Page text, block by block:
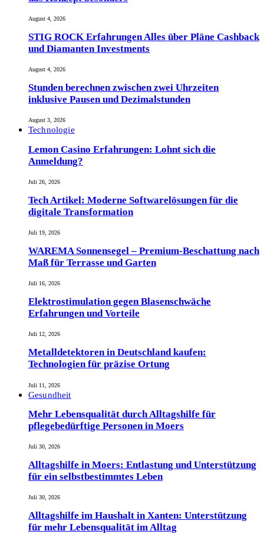
August 4, 2026
STIG ROCK Erfahrungen Alles über Pläne Cashback
und Diamanten Investments
August 4, 2026
Stunden berechnen zwischen zwei Uhrzeiten
inklusive Pausen und Dezimalstunden
August 3, 2026
Technologie
Lemon Casino Erfahrungen: Lohnt sich die
Anmeldung?
Juli 26, 2026
Tech Artikel: Moderne Softwarelösungen für die
digitale Transformation
Juli 19, 2026
WAREMA Sonnensegel – Premium-Beschattung nach
Maß für Terrasse und Garten
Juli 16, 2026
Elektrostimulation gegen Blasenschwäche
Erfahrungen und Vorteile
Juli 12, 2026
Metalldetektoren in Deutschland kaufen:
Technologien für präzise Ortung
Juli 11, 2026
Gesundheit
Mehr Lebensqualität durch Alltagshilfe für
pflegebedürftige Personen in Moers
Juli 30, 2026
Alltagshilfe in Moers: Entlastung und Unterstützung
für ein selbstbestimmtes Leben
Juli 30, 2026
Alltagshilfe im Haushalt in Xanten: Unterstützung
für mehr Lebensqualität im Alltag